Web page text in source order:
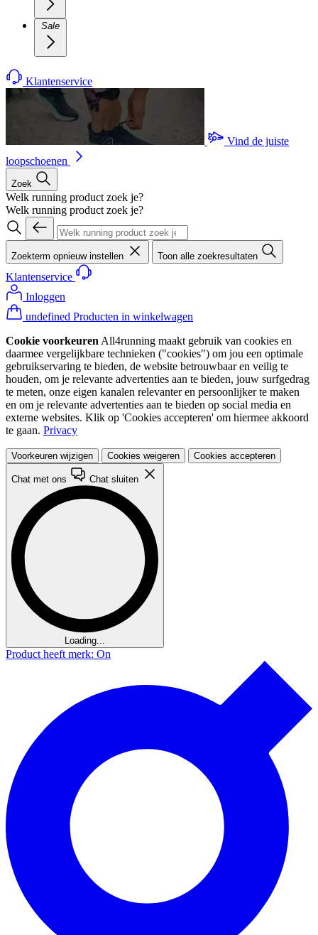
Sale
Klantenservice
Vind de juiste
loopschoenen
Zoek
Welk running product zoek je?
Welk running product zoek je?
Zoekterm opnieuw instellen Toon alle zoekresultaten
Klantenservice
Inloggen
undefined Producten in winkelwagen
Cookie voorkeuren All4running maakt gebruik van cookies en
daarmee vergelijkbare technieken ("cookies") om jou een optimale
gebruikservaring te bieden, de website betrouwbaar en veilig te
houden, om je relevante advertenties aan te bieden, jouw surfgedrag
te meten, onze eigen kanalen relevanter en persoonlijker te maken
en om je relevante advertenties aan te bieden op social media en
externe websites. Klik op 'Cookies accepteren' om hiermee akkoord
te gaan. Privacy
Voorkeuren wijzigen Cookies weigeren Cookies accepteren
Chat met ons Chat sluiten
Loading...
Product heeft merk: On